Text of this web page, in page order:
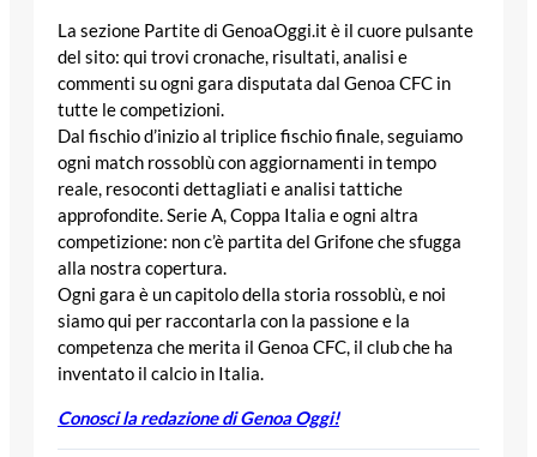
La sezione Partite di GenoaOggi.it è il cuore pulsante
del sito: qui trovi cronache, risultati, analisi e
commenti su ogni gara disputata dal Genoa CFC in
tutte le competizioni.
Dal fischio d’inizio al triplice fischio finale, seguiamo
ogni match rossoblù con aggiornamenti in tempo
reale, resoconti dettagliati e analisi tattiche
approfondite. Serie A, Coppa Italia e ogni altra
competizione: non c’è partita del Grifone che sfugga
alla nostra copertura.
Ogni gara è un capitolo della storia rossoblù, e noi
siamo qui per raccontarla con la passione e la
competenza che merita il Genoa CFC, il club che ha
inventato il calcio in Italia.
Conosci la redazione di Genoa Oggi!